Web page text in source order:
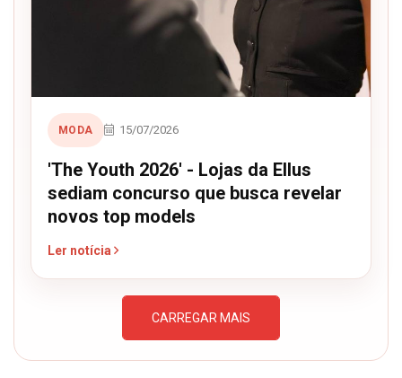
MODA 15/07/2026
'The Youth 2026' - Lojas da Ellus
sediam concurso que busca revelar
novos top models
Ler notícia
CARREGAR MAIS